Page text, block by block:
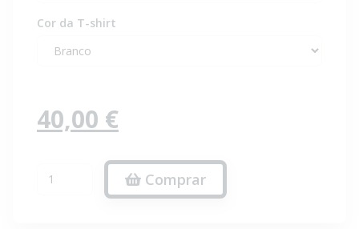
Cor da T-shirt
40,00 €
Comprar